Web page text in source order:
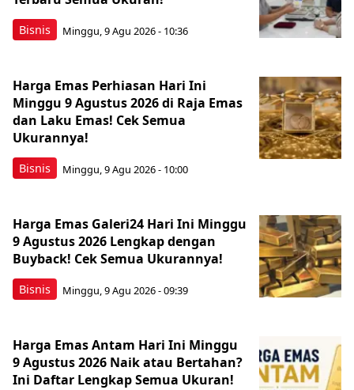
Bisnis Minggu, 9 Agu 2026 - 10:36
Bisnis
Harga Emas Perhiasan Hari Ini
Minggu 9 Agustus 2026 di Raja Emas
dan Laku Emas! Cek Semua
Ukurannya!
Minggu, 9 Agu 2026 - 10:00
Bisnis
Harga Emas Galeri24 Hari Ini Minggu
9 Agustus 2026 Lengkap dengan
Buyback! Cek Semua Ukurannya!
Minggu, 9 Agu 2026 - 09:39
Harga Emas Antam Hari Ini Minggu
9 Agustus 2026 Naik atau Bertahan?
Ini Daftar Lengkap Semua Ukuran!